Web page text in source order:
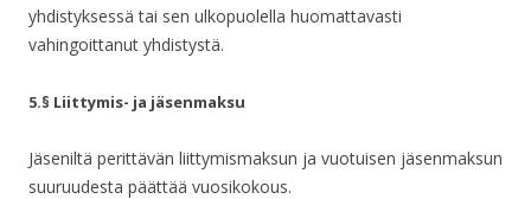
yhdistyksessä tai sen ulkopuolella huomattavasti
vahingoittanut yhdistystä.
5.§ Liittymis- ja jäsenmaksu
Jäseniltä perittävän liittymismaksun ja vuotuisen jäsenmaksun
suuruudesta päättää vuosikokous.